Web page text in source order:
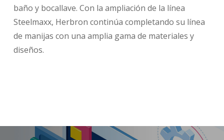
baño y bocallave. Con la ampliación de la línea
Steelmaxx, Herbron continúa completando su línea
de manijas con una amplia gama de materiales y
diseños.